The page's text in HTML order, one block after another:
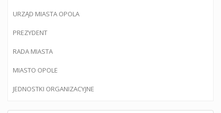
URZĄD MIASTA OPOLA
PREZYDENT
RADA MIASTA
MIASTO OPOLE
JEDNOSTKI ORGANIZACYJNE